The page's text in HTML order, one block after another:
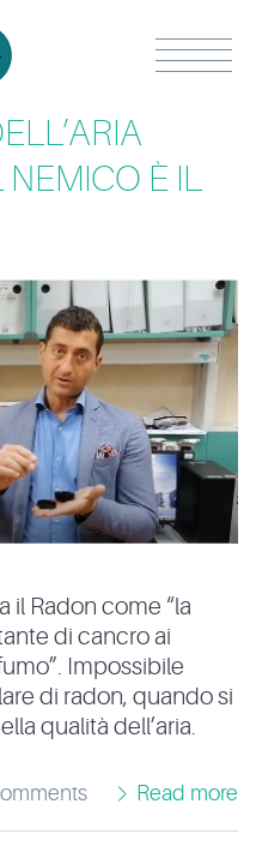
NEMICO È IL
il Radon come “la
di cancro ai
Impossibile
di radon, quando si
qualità dell’aria.
Read more